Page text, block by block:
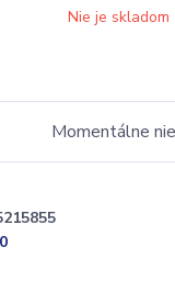
Nie je skladom
Momentálne